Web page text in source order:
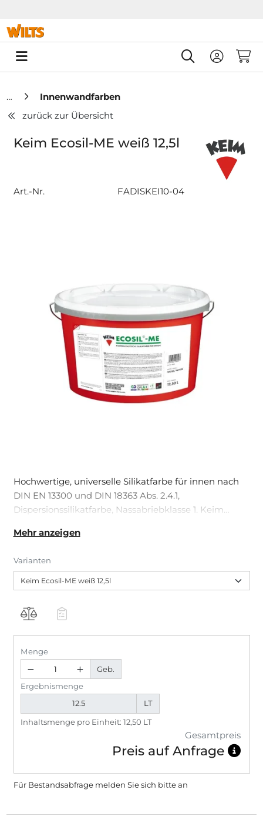
0
Innenwandfarben
zurück zur Übersicht
Keim Ecosil-ME weiß 12,5l
Art.-Nr. FADISKEI10-04
Hochwertige, universelle Silikatfarbe für innen nach
DIN EN 13300 und DIN 18363 Abs. 2.4.1,
Dispersionssilikatfarbe, Nassabriebklasse 1. Keim
Schadgase und Gerüche, photokatalytisch wirksam.
wie öffentliche Gebäude, Schulen, Hotels, Kliniken
usw. Für Allergiker geeignet.
Mehr anzeigen
Varianten
Menge
Geb.
Ergebnismenge
LT
Inhaltsmenge pro Einheit: 12,50 LT
Gesamtpreis
Preis auf Anfrage
Für Bestandsabfrage melden Sie sich bittean